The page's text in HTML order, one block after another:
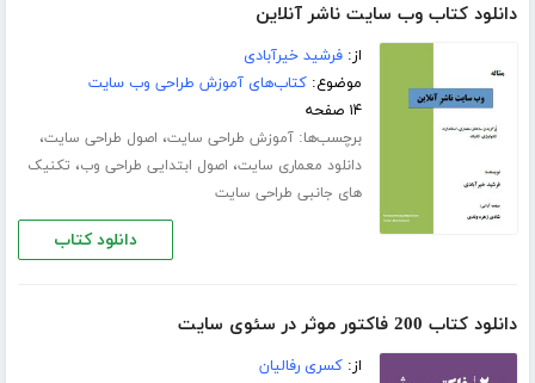
دانلود کتاب وب ‌سایت ناشر آنلاین
از:فرشید خیرآبادی
موضوع:کتاب‌های آموزش طراحی وب سایت
۱۴ صفحه
برچسب‌ها:آموزش طراحی سایت، اصول طراحی سایت،
دانلود معماری سایت، اصول ابتدایی طراحی وب، تکنیک
های جانبی طراحی سایت
دانلود کتاب
دانلود کتاب 200 فاکتور موثر در سئوی سایت
از:کسری رفالیان